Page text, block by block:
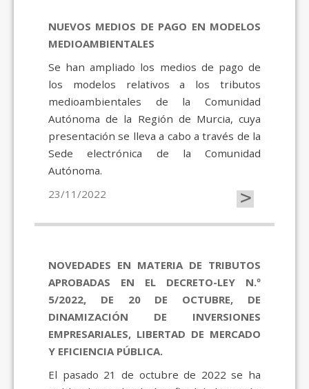
NUEVOS MEDIOS DE PAGO EN MODELOS
MEDIOAMBIENTALES
Se han ampliado los medios de pago de
los modelos relativos a los tributos
medioambientales de la Comunidad
Autónoma de la Región de Murcia, cuya
presentación se lleva a cabo a través de la
Sede electrónica de la Comunidad
Autónoma.
23/11/2022
>
NOVEDADES EN MATERIA DE TRIBUTOS
APROBADAS EN EL DECRETO-LEY N.º
5/2022, DE 20 DE OCTUBRE, DE
DINAMIZACIÓN DE INVERSIONES
EMPRESARIALES, LIBERTAD DE MERCADO
Y EFICIENCIA PÚBLICA.
El pasado 21 de octubre de 2022 se ha